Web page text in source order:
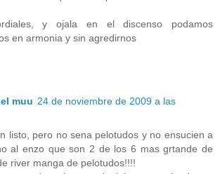
y ojala en el discenso podamos
en armonia y sin agredirnos
muu 24 de noviembre de 2009 a las
listo, pero no sena pelotudos y no ensucien a
al enzo que son 2 de los 6 mas grtande de
river manga de pelotudos!!!!